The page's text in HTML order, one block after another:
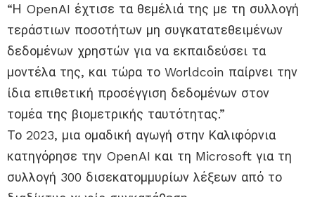
“Η OpenAI έχτισε τα θεμέλιά της με τη συλλογή
τεράστιων ποσοτήτων μη συγκατατεθειμένων
δεδομένων χρηστών για να εκπαιδεύσει τα
μοντέλα της, και τώρα το Worldcoin παίρνει την
ίδια επιθετική προσέγγιση δεδομένων στον
τομέα της βιομετρικής ταυτότητας.”
Το 2023, μια ομαδική αγωγή στην Καλιφόρνια
κατηγόρησε την OpenAI και τη Microsoft για τη
συλλογή 300 δισεκατομμυρίων λέξεων από το